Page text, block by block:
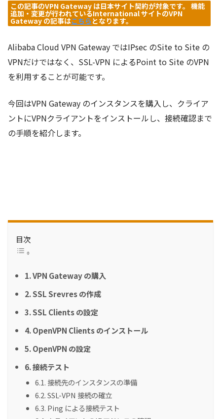
この記事のVPN Gateway は日本サイト契約が対象です。 機能
追加・変更が行われているInternational サイトのVPN
Gateway の記事はこちら となります。
Alibaba Cloud VPN Gateway ではIPsec のSite to Site の
VPNだけではなく、SSL-VPN によるPoint to Site のVPN
を利用することが可能です。
今回はVPN Gateway のインスタンスを購入し、クライア
ントにVPNクライアントをインストールし、接続確認まで
の手順を紹介します。
目次
1. VPN Gateway の購入
2. SSL Srevres の作成
3. SSL Clients の設定
4. OpenVPN Clients のインストール
5. OpenVPN の設定
6. 接続テスト
6.1. 接続先のインスタンスの準備
6.2. SSL-VPN 接続の確立
6.3. Ping による接続テスト